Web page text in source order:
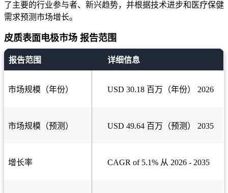
了主要的行业参与者、新兴趋势，并根据技术进步和医疗保健
需求预测市场增长。
皮质表面电极市场 报告范围
报告范围 详细信息
市场规模（年份） USD 30.18 百万（年份） 2026
市场规模（预测） USD 49.64 百万（预测） 2035
增长率 CAGR of 5.1% 从 2026 - 2035